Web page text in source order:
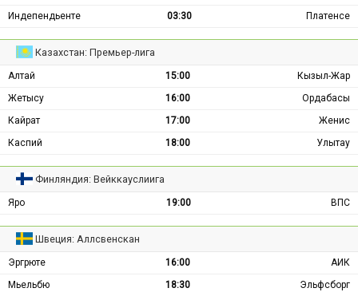
Индепендьенте
03:30 Платенсе
Казахстан: Премьер-лига
Алтай 15:00
Кызыл-Жар
Жетысу
16:00
Ордабасы
Кайрат
17:00
Женис
Каспий
18:00 Улытау
Финляндия: Вейккауслиига
Яро 19:00 ВПС
Швеция: Аллсвенскан
Эргрюте 16:00
АИК
Мьельбю
18:30 Эльфсборг